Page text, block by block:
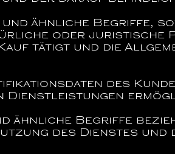
und ähnliche Begriffe,
oder juristische
tätigt und die
des
Dienstleistungen
ähnliche Begriffe
des Dienstes und